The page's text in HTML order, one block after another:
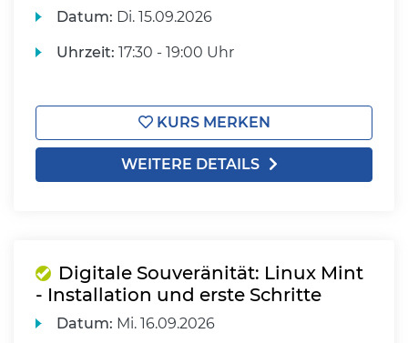
Datum: Di. 15.09.2026
Uhrzeit: 17:30 - 19:00 Uhr
KURS MERKEN
WEITERE DETAILS
Digitale Souveränität: Linux Mint
- Installation und erste Schritte
Datum: Mi. 16.09.2026